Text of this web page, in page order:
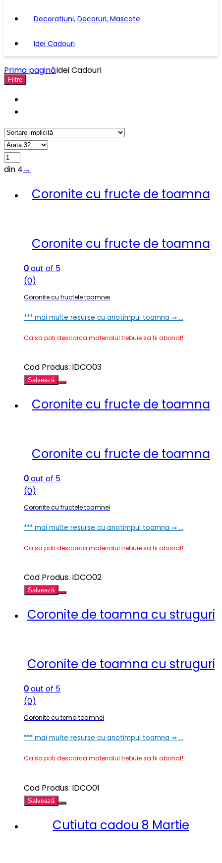
Decoratiuni, Decoruri, Mascote
Idei Cadouri
Prima paginăIdei Cadouri
Filtre
din 4→
Coronite cu fructe de toamna
Coronite cu fructe de toamna
0out of 5
(0)
Coronite cu fructele toamnei
*** mai multe resurse cu anotimpul toamna ⇒ …
Ca sa poti descarca materialul trebuie sa fii abonat!
Cod Produs: IDCO03
Salvează
Coronite cu fructe de toamna
Coronite cu fructe de toamna
0out of 5
(0)
Coronite cu fructele toamnei
*** mai multe resurse cu anotimpul toamna ⇒ …
Ca sa poti descarca materialul trebuie sa fii abonat!
Cod Produs: IDCO02
Salvează
Coronite de toamna cu struguri
Coronite de toamna cu struguri
0out of 5
(0)
Coronite cu tema toamnei
*** mai multe resurse cu anotimpul toamna ⇒ …
Ca sa poti descarca materialul trebuie sa fii abonat!
Cod Produs: IDCO01
Salvează
Cutiuta cadou 8 Martie